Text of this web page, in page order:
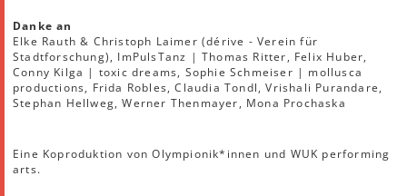
Danke an
Elke Rauth & Christoph Laimer (dérive - Verein für
Stadtforschung), ImPulsTanz | Thomas Ritter, Felix Huber,
Conny Kilga | toxic dreams, Sophie Schmeiser | mollusca
productions, Frida Robles, Claudia Tondl, Vrishali Purandare,
Stephan Hellweg, Werner Thenmayer, Mona Prochaska
Eine Koproduktion von Olympionik*innen und WUK performing
arts.